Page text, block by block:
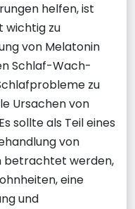
helfen, ist
wichtig zu
von Melatonin
Schlaf-Wach-
zu
Ursachen von
sollte als Teil eines
von
betrachtet werden,
eine
und